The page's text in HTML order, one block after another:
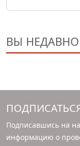
ВЫ
Подписавшись на
информацию о